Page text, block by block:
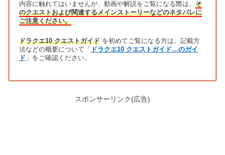
内容に触れてはいませんが、動画や解説をご覧になる際は、 そ
のクエストおよび関連するメインストーリーなどのネタバレに
ご注意ください。
ドラクエ10 クエストガイドを初めてご覧になる方は、記載方
法などの概要について「
ドラクエ10 クエストガイド…のガイ
ド 」をご確認ください。
スポンサーリンク(広告)